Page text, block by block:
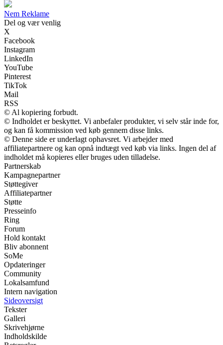
Nem Reklame
Del og vær venlig
X
Facebook
Instagram
LinkedIn
YouTube
Pinterest
TikTok
Mail
RSS
© Al kopiering forbudt.
© Indholdet er beskyttet. Vi anbefaler produkter, vi selv står inde for,
og kan få kommission ved køb gennem disse links.
© Denne side er underlagt ophavsret. Vi arbejder med
affiliatepartnere og kan opnå indtægt ved køb via links. Ingen del af
indholdet må kopieres eller bruges uden tilladelse.
Partnerskab
Kampagnepartner
Støttegiver
Affiliatepartner
Støtte
Presseinfo
Ring
Forum
Hold kontakt
Bliv abonnent
SoMe
Opdateringer
Community
Lokalsamfund
Intern navigation
Sideoversigt
Tekster
Galleri
Skrivehjørne
Indholdskilde